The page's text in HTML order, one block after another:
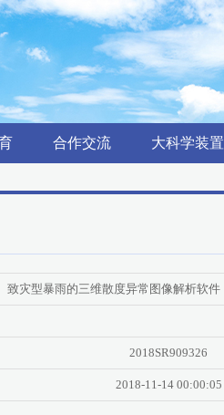
合作交流 大科学装置
致灾型暴雨的三维散度异常图像解析软件
2018SR909326
2018-11-14 00:00:05